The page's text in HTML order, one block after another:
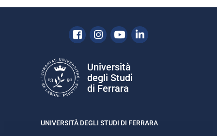
Facebook
Instagram
YoutubeLinkedin
Università
degli Studi
di Ferrara
UNIVERSITÀ DEGLI STUDI DI FERRARA